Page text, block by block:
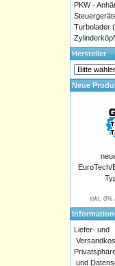
PKW -
Turbolader
Hersteller
Neue
EuroTech/
inkl. 0%
Liefer- und
und